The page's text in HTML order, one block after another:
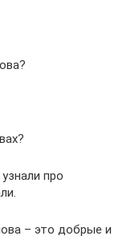
про
– это добрые и